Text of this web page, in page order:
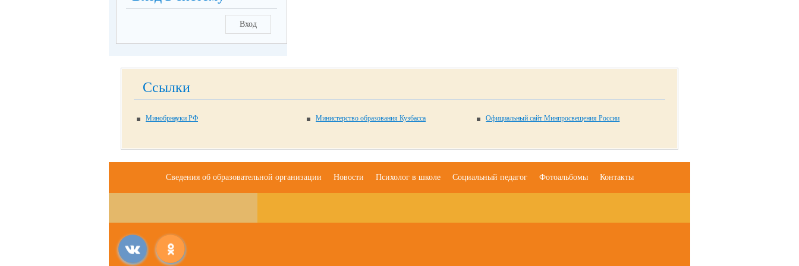
Вход
Ссылки
Минобрнауки РФ Министерство образования Кузбасса Официальный сайт Минпросвещения России
Сведения об образовательной организации Новости Психолог в школе Социальный педагог Фотоальбомы Контакты